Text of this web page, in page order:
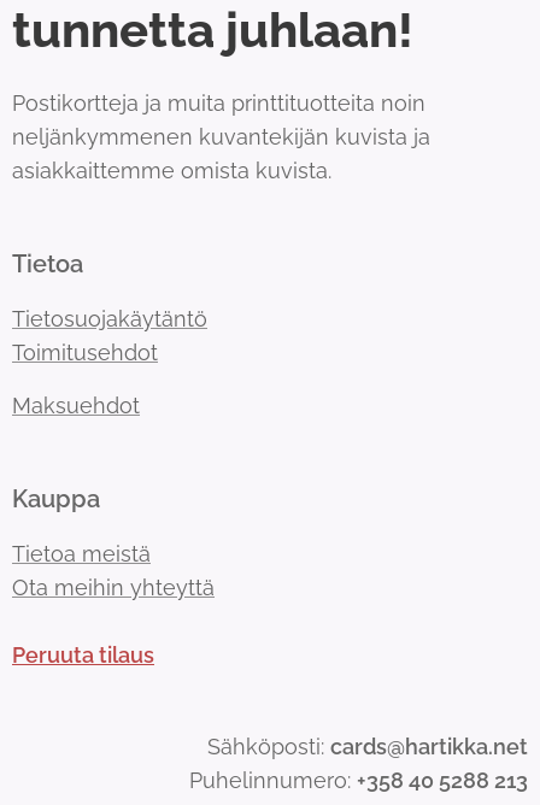
tunnetta juhlaan!
Postikortteja ja muita printtituotteita noin
neljänkymmenen kuvantekijän kuvista ja
asiakkaittemme omista kuvista.
Tietoa
Tietosuojakäytäntö
Toimitusehdot
Maksuehdot
Kauppa
Tietoa meistä
Ota meihin yhteyttä
Peruuta tilaus
Sähköposti: cards@hartikka.net
Puhelinnumero: +358 40 5288 213